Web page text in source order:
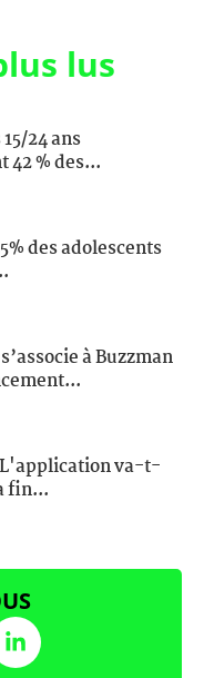
lus
24 ans
42 % des...
des adolescents
à Buzzman
va-t-
fin...